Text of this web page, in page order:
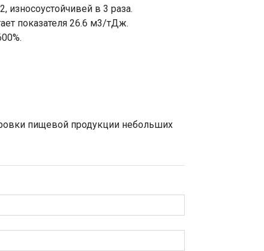
износоустойчивей в 3 раза.
показателя 26.6 м3/тДж.
пищевой продукции небольших